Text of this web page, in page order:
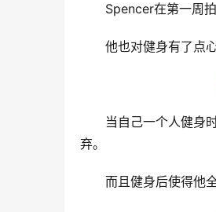
Spencer在第一周
他也对健身有了点
当自己一个人健身
弃。
而且健身后使得他